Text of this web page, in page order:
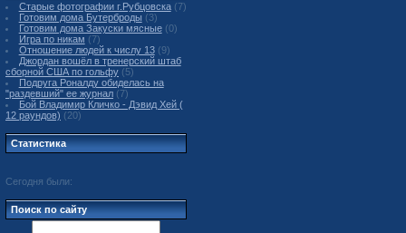
Старые фотографии г.Рубцовска (7)
Готовим дома Бутерброды (3)
Готовим дома Закуски мясные (0)
Игра по никам (7)
Отношение людей к числу 13 (9)
Джордан вошёл в тренерский штаб
сборной США по гольфу (5)
Подруга Роналду обиделась на
"раздевший" ее журнал (7)
Бой Владимир Кличко - Дэвид Хей (
12 раундов) (20)
Статистика
Сегодня были:
Поиск по сайту